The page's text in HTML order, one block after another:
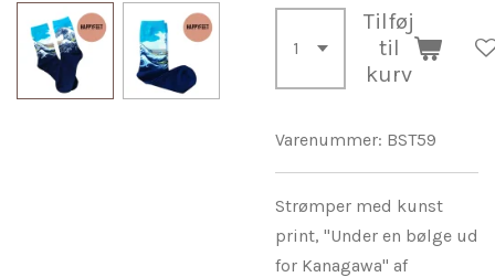
Tilføj
til
kurv
Varenummer: BST59
Strømper med kunst
print, "Under en bølge ud
for Kanagawa" af